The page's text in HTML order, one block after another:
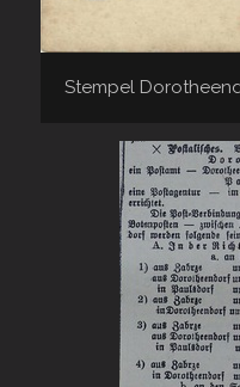
Stempel